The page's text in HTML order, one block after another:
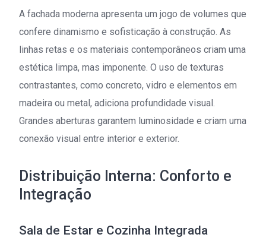
A fachada moderna apresenta um jogo de volumes que
confere dinamismo e sofisticação à construção. As
linhas retas e os materiais contemporâneos criam uma
estética limpa, mas imponente. O uso de texturas
contrastantes, como concreto, vidro e elementos em
madeira ou metal, adiciona profundidade visual.
Grandes aberturas garantem luminosidade e criam uma
conexão visual entre interior e exterior.
Distribuição Interna: Conforto e
Integração
Sala de Estar e Cozinha Integrada